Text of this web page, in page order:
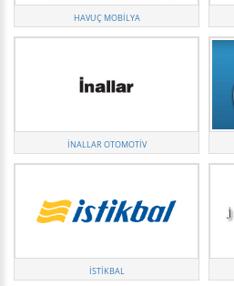
HAVUÇ MOBILYA
İNALLAR OTOMOTIV
İSTIKBAL